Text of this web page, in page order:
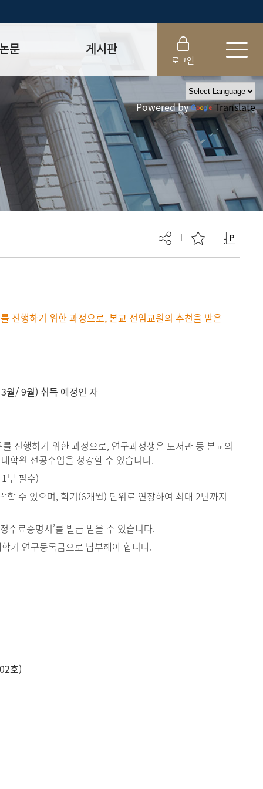
논문
출 절차/자격
및 템플릿
안심사
육 이수 안내
원회 규정
서
게시판
공지사항
자료실
FAQ
취업·모집 관련 공지
특강·프로그램 관련 공지
대학원생권리장전
대학원 총학생회
외국인 유학생 비자(VISA)
로그인
Powered by Translate
진행하기 위한 과정으로, 본교 전임교원의 추천을 받은
월/ 9월) 취득 예정인 자
진행하기 위한 과정으로, 연구과정생은 도서관 등 본교의
학원 전공수업을 청강할 수 있습니다.
부 필수)
수 있으며, 학기(6개월) 단위로 연장하여 최대 2년까지
수료증명서’를 발급 받을 수 있습니다.
기 연구등록금으로 납부해야 합니다.
호)